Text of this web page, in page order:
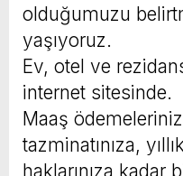
olduğumuzu
yaşıyoruz.
Ev, otel ve
internet sitesinde.
Maaş
tazminatınıza,
haklarınıza kadar